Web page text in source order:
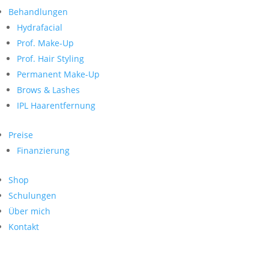
Behandlungen
Hydrafacial
Prof. Make-Up
Prof. Hair Styling
Permanent Make-Up
Brows & Lashes
IPL Haarentfernung
Preise
Finanzierung
Shop
Schulungen
Über mich
Kontakt
nach:
Neueste Kommentare
Archiv
Kategorien
Keine Kategorien
Meta
Anmelden
Feed der Einträge
WordPress.org
Search
nach:
Archive
Kontakt
Impressum
Datenschutz